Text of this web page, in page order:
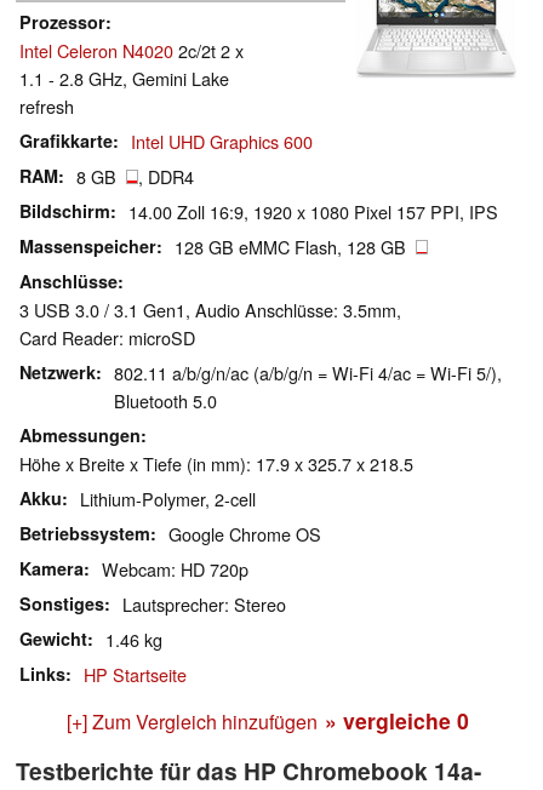
Prozessor
Intel Celeron N40202c/2t 2 x
1.1 - 2.8 GHz, Gemini Lake
refresh
Grafikkarte Intel UHD Graphics 600
RAM 8 GB , DDR4
Bildschirm 14.00 Zoll 16:9, 1920 x 1080 Pixel 157 PPI, IPS
Massenspeicher 128 GB eMMC Flash, 128 GB
Anschlüsse
3 USB 3.0 / 3.1 Gen1, Audio Anschlüsse: 3.5mm,
Card Reader: microSD
Netzwerk
802.11 a/b/g/n/ac (a/b/g/n = Wi-Fi 4/ac = Wi-Fi 5/),
Bluetooth 5.0
Abmessungen
Höhe x Breite x Tiefe (in mm): 17.9 x 325.7 x 218.5
Akku Lithium-Polymer, 2-cell
Betriebssystem Google Chrome OS
Kamera Webcam: HD 720p
Sonstiges Lautsprecher: Stereo
Gewicht 1.46 kg
Links HP Startseite
[+] Zum Vergleich hinzufügen » vergleiche 0
Testberichte für das HP Chromebook 14a-